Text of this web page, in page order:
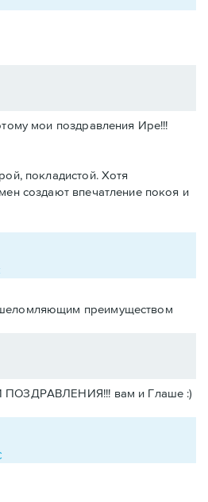
мои поздравления Ире!!!
покладистой. Хотя
создают впечатление покоя и
преимуществом
вам и Глаше :)